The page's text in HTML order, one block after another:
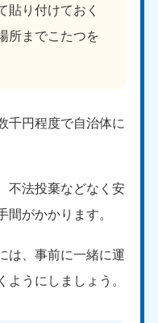
貼り付けておく
所までこたつを
千円程度で自治体に
不法投棄などなく安
がかかります。
は、事前に一緒に運
うにしましょう。
鳥取県